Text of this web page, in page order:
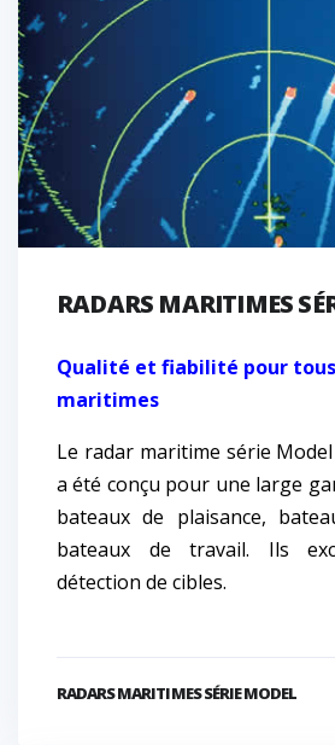
RADARS MARITIMES
Qualité et fiabilité pour
maritimes
Le radar maritime série
a été conçu pour une large
bateaux de plaisance,
bateaux de travail. Ils
détection de cibles.
RADARS MARITIMES SÉRIE MODEL